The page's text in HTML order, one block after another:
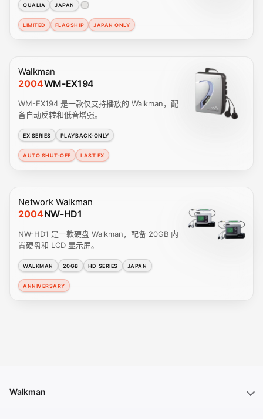
QUALIA JAPAN
LIMITED FLAGSHIP JAPAN ONLY
Walkman
2004WM-EX194
WM-EX194 是一款仅支持播放的 Walkman，配
备自动反转和低音增强。
EX SERIES PLAYBACK-ONLY
AUTO SHUT-OFF LAST EX
Network Walkman
2004NW-HD1
NW-HD1 是一款硬盘 Walkman，配备 20GB 内
置硬盘和 LCD 显示屏。
WALKMAN 20GB HD SERIES JAPAN
ANNIVERSARY
Walkman